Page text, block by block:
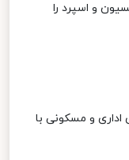
و اسپرد را
و مسکونی با